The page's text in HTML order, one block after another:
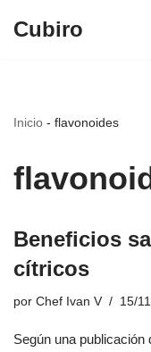
Cubiro
Inicio - flavonoides
Beneficios
cítricos
por Chef Ivan V 15/
Según una publicación